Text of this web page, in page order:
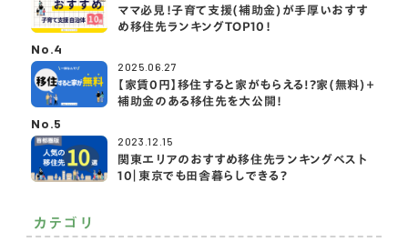
ママ必見！子育て支援(補助金)が手厚いおすす
め移住先ランキングTOP10！
No.4
2025.06.27
【家賃0円】移住すると家がもらえる!?家(無料)＋
補助金のある移住先を大公開！
No.5
2023.12.15
関東エリアのおすすめ移住先ランキングベスト
10｜東京でも田舎暮らしできる？
カテゴリ